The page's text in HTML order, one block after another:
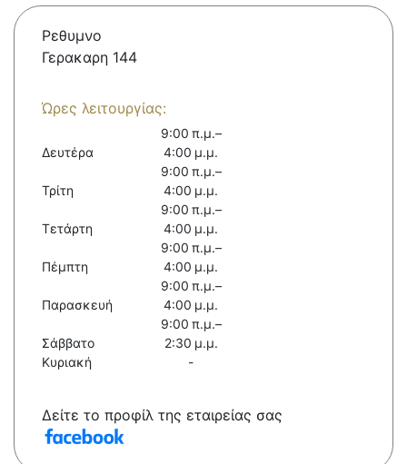
Ρεθυμνο
Γερακαρη 144
Ώρες λειτουργίας:
Δευτέρα
9:00 π.μ.–
4:00 μ.μ.
Τρίτη
9:00 π.μ.–
4:00 μ.μ.
Τετάρτη
9:00 π.μ.–
4:00 μ.μ.
Πέμπτη
9:00 π.μ.–
4:00 μ.μ.
Παρασκευή
9:00 π.μ.–
4:00 μ.μ.
Σάββατο
9:00 π.μ.–
2:30 μ.μ.
Κυριακή
-
Δείτε το προφίλ της εταιρείας σας